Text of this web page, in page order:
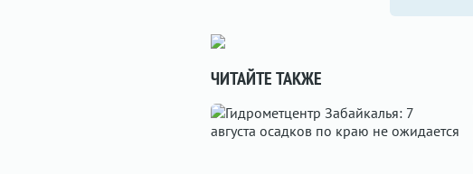
ЧИТАЙТЕ ТАКЖЕ